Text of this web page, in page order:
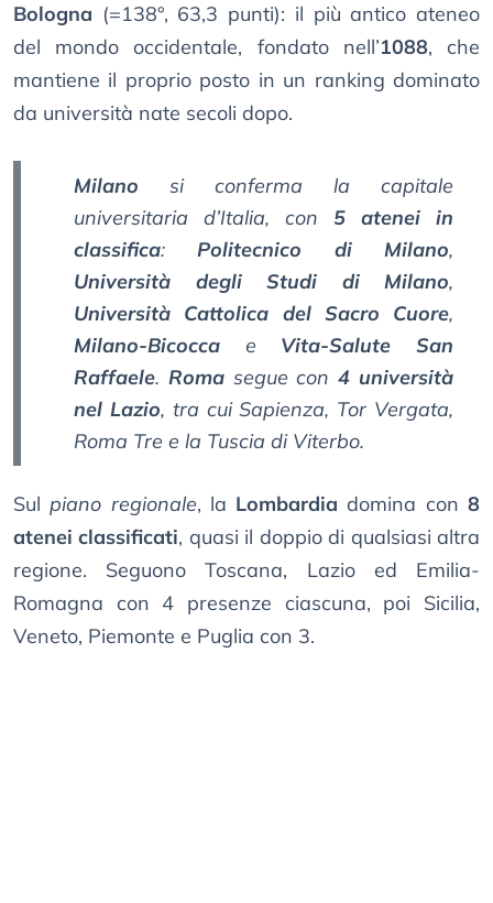
Bologna (=138°, 63,3 punti): il più antico ateneo
del mondo occidentale, fondato nell’1088, che
mantiene il proprio posto in un ranking dominato
da università nate secoli dopo.
Milano si conferma la capitale
universitaria d’Italia, con 5 atenei in
classifica:Politecnico di Milano,
Università degli Studi di Milano,
Università Cattolica del Sacro Cuore,
Milano-Bicocca e Vita-Salute San
Raffaele. Romasegue con4 università
nel Lazio, tra cui Sapienza, Tor Vergata,
Roma Tre e la Tuscia di Viterbo.
Sulpiano regionale, la Lombardia domina con8
atenei classificati, quasi il doppio di qualsiasi altra
regione. Seguono Toscana, Lazio ed Emilia-
Romagna con 4 presenze ciascuna, poi Sicilia,
Veneto, Piemonte e Puglia con 3.